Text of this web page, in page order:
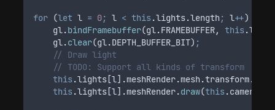
for (let l = 0; l < this.lights.length; l++)
gl.bindFramebuffer(gl.FRAMEBUFFER, this.
gl.clear(gl.DEPTH_BUFFER_BIT) ;
// Draw light
// TODO: Support all kinds of transform
this.lights [l] .meshRender.mesh.transform.
this.lights [l] .meshRender.draw(this.camera